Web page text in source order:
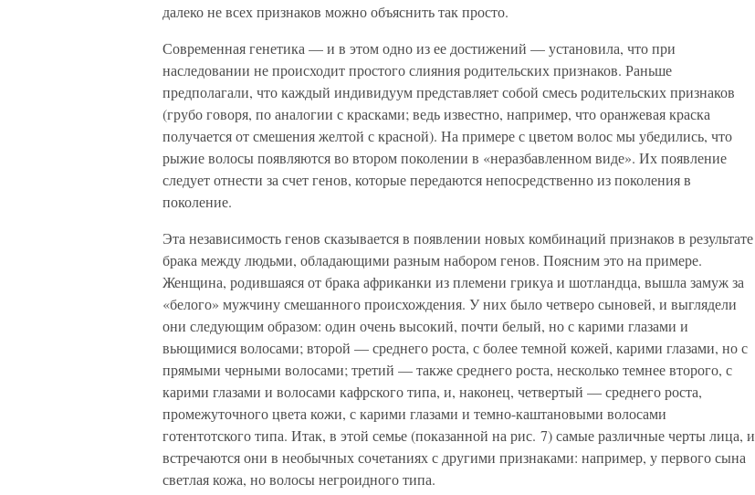
далеко не всех признаков можно объяснить так просто.
Современная генетика — и в этом одно из ее достижений — установила, что при
наследовании не происходит простого слияния родительских признаков. Раньше
предполагали, что каждый индивидуум представляет собой смесь родительских признаков
(грубо говоря, по аналогии с красками; ведь известно, например, что оранжевая краска
получается от смешения желтой с красной). На примере с цветом волос мы убедились, что
рыжие волосы появляются во втором поколении в «неразбавленном виде». Их появление
следует отнести за счет генов, которые передаются непосредственно из поколения в
поколение.
Эта независимость генов сказывается в появлении новых комбинаций признаков в результате
брака между людьми, обладающими разным набором генов. Поясним это на примере.
Женщина, родившаяся от брака африканки из племени грикуа и шотландца, вышла замуж за
«белого» мужчину смешанного происхождения. У них было четверо сыновей, и выглядели
они следующим образом: один очень высокий, почти белый, но с карими глазами и
вьющимися волосами; второй — среднего роста, с более темной кожей, карими глазами, но с
прямыми черными волосами; третий — также среднего роста, несколько темнее второго, с
карими глазами и волосами кафрского типа, и, наконец, четвертый — среднего роста,
промежуточного цвета кожи, с карими глазами и темно-каштановыми волосами
готентотского типа. Итак, в этой семье (показанной на рис. 7) самые различные черты лица, и
встречаются они в необычных сочетаниях с другими признаками: например, у первого сына
светлая кожа, но волосы негроидного типа.